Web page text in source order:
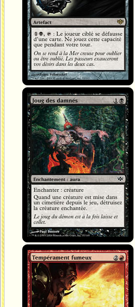
Joug des damnés
Tempérament fumeux